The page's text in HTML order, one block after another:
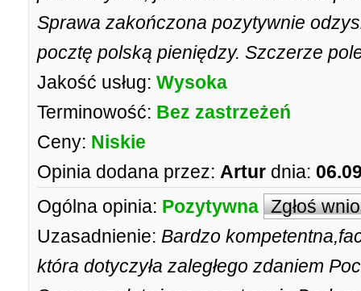
Sprawa zakończona pozytywnie
pocztę polską pieniędzy. Szczerze
Jakość usług: Wysoka
Terminowość: Bez zastrzeżeń
Ceny: Niskie
Opinia dodana przez: Artur dnia:
Ogólna opinia: Pozytywna Zgłoś
Uzasadnienie: Bardzo
która dotyczyła zaległego zdaniem